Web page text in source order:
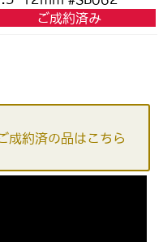
ご成約済み
成約済の品はこちら